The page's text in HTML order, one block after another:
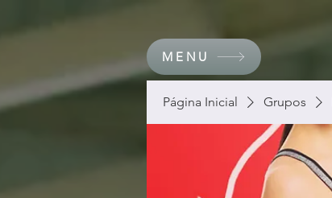
MENU
Página Inicial Grupos